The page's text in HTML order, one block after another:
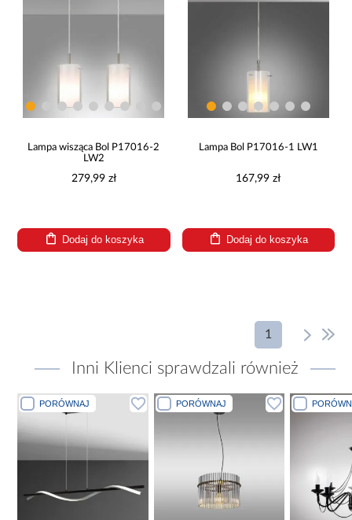
Lampa wisząca Bol P17016-2
LW2
279,99 zł
Dodaj do koszyka
Lampa Bol P17016-1 LW1
167,99 zł
Dodaj do koszyka
1
Inni Klienci sprawdzali również
PORÓWNAJ PORÓWNAJ